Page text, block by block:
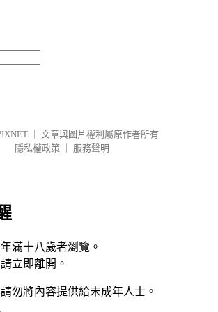
文章與圖片權利屬原作者所有
隱私權政策
服務聲明
滿十八歲者瀏覽。
立即離開。
勿將內容提供給未成年人士。